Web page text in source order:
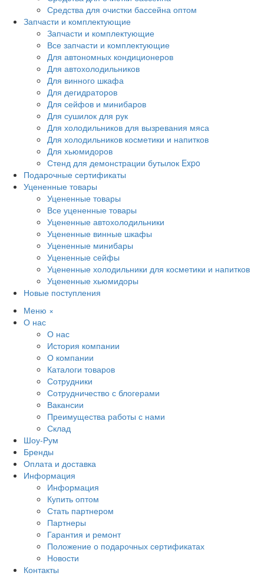
Средства для очистки бассейна оптом
Запчасти и комплектующие
Запчасти и комплектующие
Все запчасти и комплектующие
Для автономных кондиционеров
Для автохолодильников
Для винного шкафа
Для дегидраторов
Для сейфов и минибаров
Для сушилок для рук
Для холодильников для вызревания мяса
Для холодильников косметики и напитков
Для хьюмидоров
Стенд для демонстрации бутылок Expo
Подарочные сертификаты
Уцененные товары
Уцененные товары
Все уцененные товары
Уцененные автохолодильники
Уцененные винные шкафы
Уцененные минибары
Уцененные сейфы
Уцененные холодильники для косметики и напитков
Уцененные хьюмидоры
Новые поступления
Меню ×
О нас
О нас
История компании
О компании
Каталоги товаров
Сотрудники
Сотрудничество с блогерами
Вакансии
Преимущества работы с нами
Склад
Шоу-Рум
Бренды
Оплата и доставка
Информация
Информация
Купить оптом
Стать партнером
Партнеры
Гарантия и ремонт
Положение о подарочных сертификатах
Новости
Контакты